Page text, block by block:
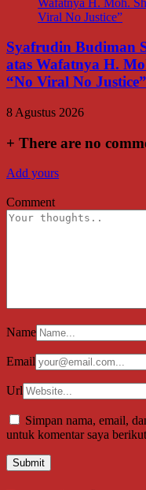
Syafrudin Budiman
atas Wafatnya H.
“No Viral No Justice”
8 Agustus 2026
+ There are no
Add yours
Comment
Name
Email
Url
Simpan nama, email,
untuk komentar saya